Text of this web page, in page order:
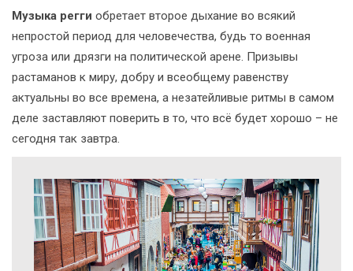
Музыка регги обретает второе дыхание во всякий
непростой период для человечества, будь то военная
угроза или дрязги на политической арене. Призывы
растаманов к миру, добру и всеобщему равенству
актуальны во все времена, а незатейливые ритмы в самом
деле заставляют поверить в то, что всё будет хорошо – не
сегодня так завтра.